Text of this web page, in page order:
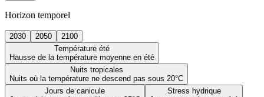
Horizon temporel
2030 2050
2100
Température été
Hausse de la température moyenne en été
Nuits tropicales
Nuits où la température ne descend pas sous 20°C
Jours de canicule
Stress hydrique